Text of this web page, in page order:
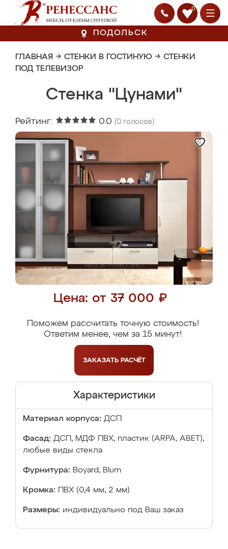
0
ПОДОЛЬСК
ГЛАВНАЯ → СТЕНКИ В ГОСТИНУЮ → СТЕНКИ
ПОД ТЕЛЕВИЗОР
Стенка "Цунами"
Рейтинг: 0.0 (0 голосов)
Цена: от 37 000 ₽
Поможем рассчитать точную стоимость!
Ответим менее, чем за 15 минут!
ЗАКАЗАТЬ РАСЧЁТ
Характеристики
Материал корпуса: ДСП
Фасад: ДСП, МДФ ПВХ, пластик (ARPA, ABET),
любые виды стекла
Фурнитура: Boyard, Blum
Кромка: ПВХ (0,4 мм, 2 мм)
Размеры: индивидуально под Ваш заказ